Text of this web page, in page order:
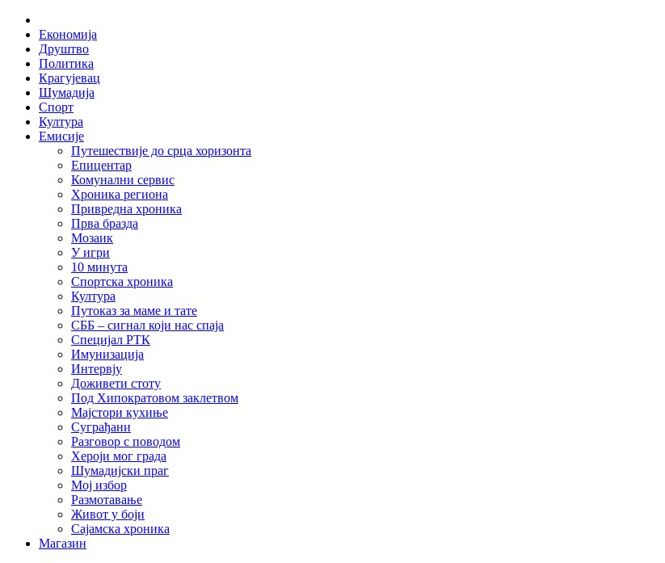
Skip
content
Економија
Друштво
Политика
Крагујевац
Шумадија
Спорт
Култура
Емисије
Путешествије до срца хоризонта
Епицентар
Комунални сервис
Хроника региона
Привредна хроника
Прва бразда
Мозаик
У игри
10 минута
Спортска хроника
Култура
Путоказ за маме и тате
СББ – сигнал који нас спаја
Специјал РТК
Имунизација
Интервју
Доживети стоту
Под Хипократовом заклетвом
Мајстори кухиње
Суграђани
Разговор с поводом
Хероји мог града
Шумадијски праг
Мој избор
Размотавање
Живот у боји
Сајамска хроника
Магазин